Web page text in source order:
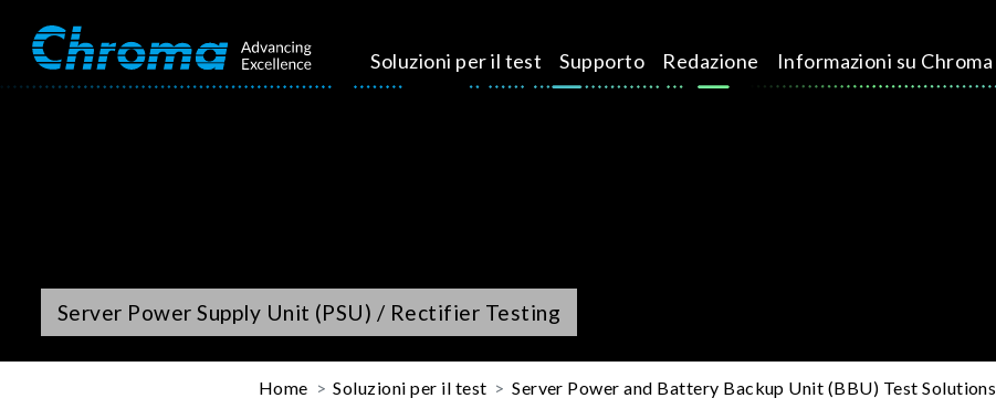
Soluzioni per il test Supporto Redazione Informazioni su Chroma
Server Power Supply Unit (PSU) / Rectifier Testing
Home Soluzioni per il test Server Power and Battery Backup Unit (BBU) Test Solutions